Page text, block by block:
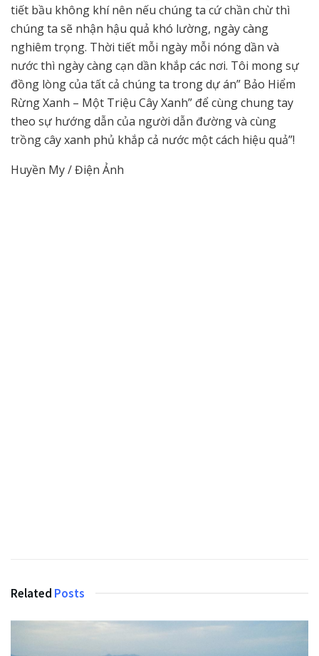
tiết bầu không khí nên nếu chúng ta cứ chần chừ thì
chúng ta sẽ nhận hậu quả khó lường, ngày càng
nghiêm trọng. Thời tiết mỗi ngày mỗi nóng dần và
nước thì ngày càng cạn dần khắp các nơi. Tôi mong sự
đồng lòng của tất cả chúng ta trong dự án” Bảo Hiểm
Rừng Xanh – Một Triệu Cây Xanh” để cùng chung tay
theo sự hướng dẫn của người dẫn đường và cùng
trồng cây xanh phủ khắp cả nước một cách hiệu quả”!
Huyền My / Điện Ảnh
Related Posts